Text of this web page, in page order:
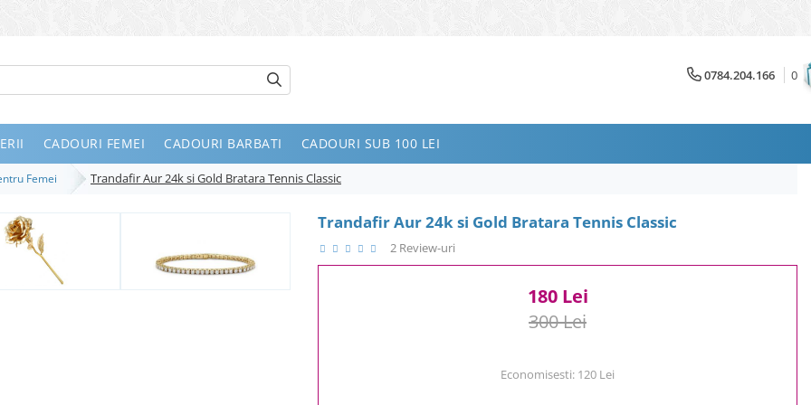
0784.204.166 0
CADOURI FEMEI CADOURI BARBATI CADOURI SUB 100 LEI
Femei Trandafir Aur 24k si Gold Bratara Tennis Classic
Trandafir Aur 24k si Gold Bratara Tennis Classic
2 Review-uri
180 Lei
300 Lei
Economisesti: 120 Lei